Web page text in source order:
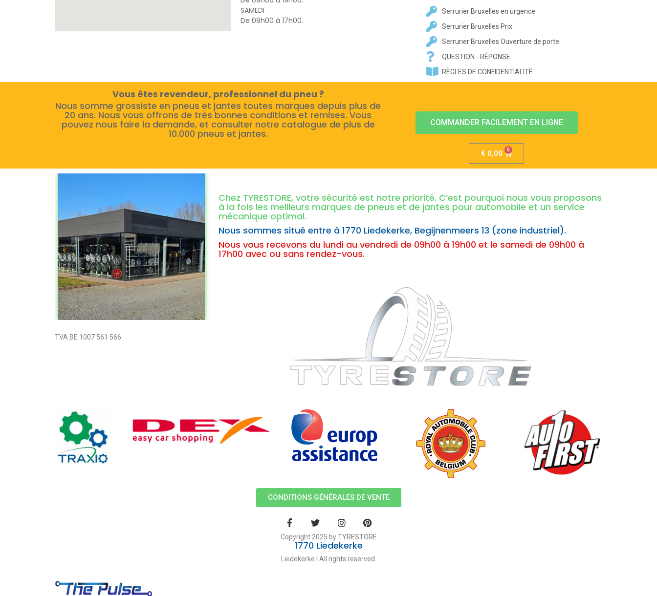
SAMEDI
De 09h00 à 17h00.
Serrurier Bruxelles en urgence
Serrurier Bruxelles Prix
Serrurier Bruxelles Ouverture de porte
QUESTION - RÉPONSE
RÈGLES DE CONFIDENTIALITÉ
Vous êtes revendeur, professionnel du pneu ?
Nous somme grossiste en pneus et jantes toutes marques depuis plus de
20 ans. Nous vous offrons de très bonnes conditions et remises. Vous
pouvez nous faire la demande, et consulter notre catalogue de plus de
10.000 pneus et jantes.
COMMANDER FACILEMENT EN LIGNE
€ 0,00
TVA BE 1007 561 566
Chez TYRESTORE, votre sécurité est notre priorité. C’est pourquoi nous vous proposons
à la fois les meilleurs marques de pneus et de jantes pour automobile et un service
mécanique optimal.
Nous sommes situé entre à 1770 Liedekerke, Begijnenmeers 13 (zone industriel).
Nous vous recevons du lundi au vendredi de 09h00 à 19h00 et le samedi de 09h00 à
17h00 avec ou sans rendez-vous.
CONDITIONS GÉNÉRALES DE VENTE
Copyright 2025 by TYRESTORE
1770 Liedekerke
Liedekerke | All rights reserved.